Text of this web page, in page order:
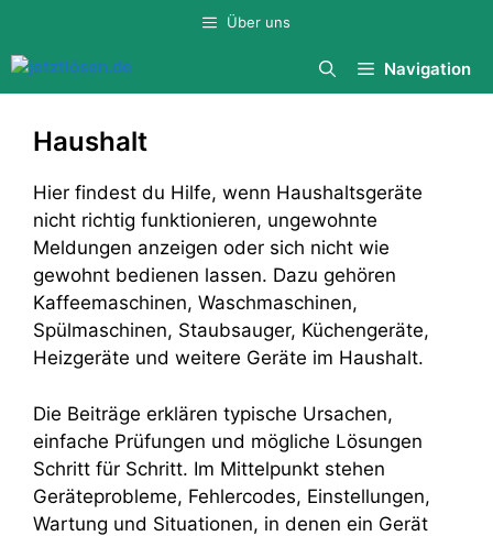
springen
Über uns
Navigation
Haushalt
Hier findest du Hilfe, wenn Haushaltsgeräte
nicht richtig funktionieren, ungewohnte
Meldungen anzeigen oder sich nicht wie
gewohnt bedienen lassen. Dazu gehören
Kaffeemaschinen, Waschmaschinen,
Spülmaschinen, Staubsauger, Küchengeräte,
Heizgeräte und weitere Geräte im Haushalt.
Die Beiträge erklären typische Ursachen,
einfache Prüfungen und mögliche Lösungen
Schritt für Schritt. Im Mittelpunkt stehen
Geräteprobleme, Fehlercodes, Einstellungen,
Wartung und Situationen, in denen ein Gerät